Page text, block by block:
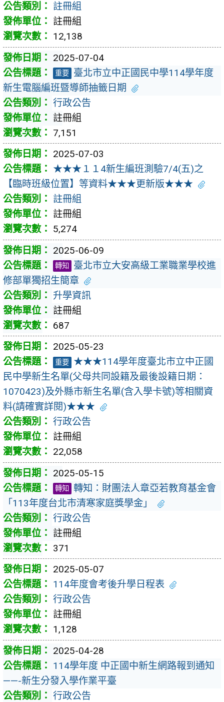
註冊組
註冊組
12,138
2025-07-04
重要 臺北市立中正國民中學114學年度
新生電腦編班暨導師抽籤日期
行政公告
註冊組
7,151
2025-07-03
★★★１１4新生編班測驗7/4(五)之
【臨時班級位置】等資料★★★更新版★★★
註冊組
註冊組
5,274
2025-06-09
轉知
臺北市立大安高級工業職業學校進
修部單獨招生簡章
升學資訊
註冊組
687
2025-05-23
重要 ★★★114學年度臺北市立中正國
民中學新生名單(父母共同設籍及最後設籍日期：
1070423)及外縣市新生名單(含入學卡號)等相關資
料(請確實詳閱)★★★
行政公告
註冊組
22,058
2025-05-15
轉知
轉知：財團法人章亞若教育基金會
「113年度台北市清寒家庭獎學金」
行政公告
註冊組
371
2025-05-07
114年度會考後升學日程表
行政公告
註冊組
1,128
2025-04-28
114學年度 中正國中新生網路報到通知
——-新生分發入學作業平臺
行政公告